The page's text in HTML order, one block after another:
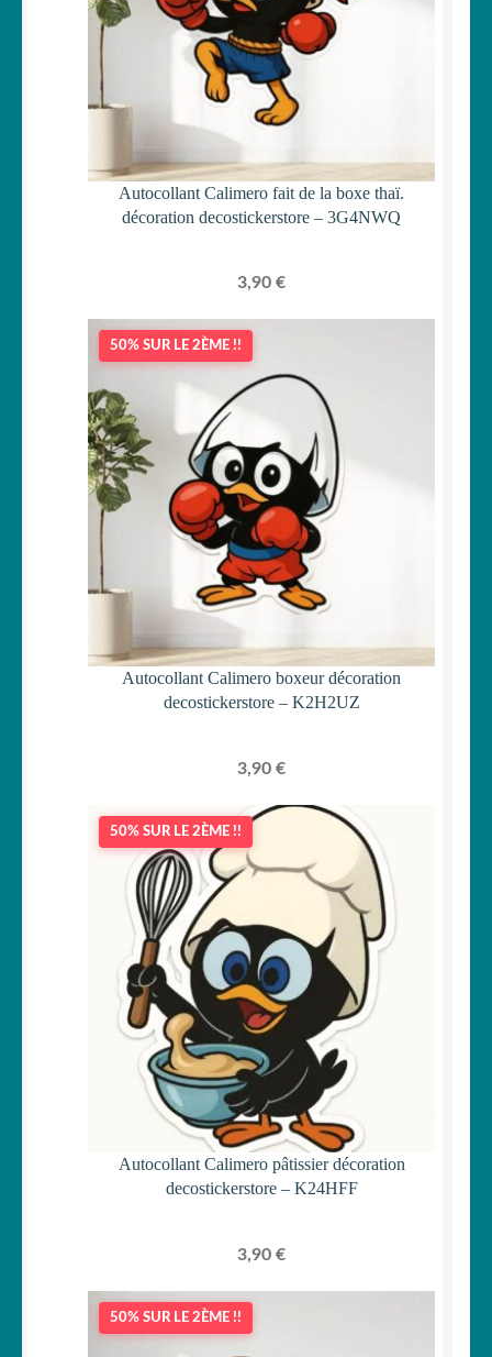
Autocollant Calimero fait de la boxe thaï.
décoration decostickerstore – 3G4NWQ
3,90 €
50% SUR LE 2ÈME !!
Autocollant Calimero boxeur décoration
decostickerstore – K2H2UZ
3,90 €
50% SUR LE 2ÈME !!
Autocollant Calimero pâtissier décoration
decostickerstore – K24HFF
3,90 €
50% SUR LE 2ÈME !!